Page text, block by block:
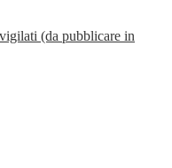
(da pubblicare in